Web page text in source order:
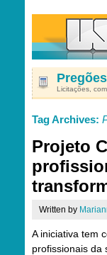
Pregões
Licitações,
Tag Archives:
Projeto
Written by
A iniciativa tem
profissionais da